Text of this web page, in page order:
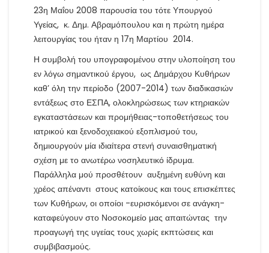
23η Μαΐου 2008 παρουσία του τότε Υπουργού
Υγείας, κ. Δημ. Αβραμόπουλου και η πρώτη ημέρα
λειτουργίας του ήταν η 17η Μαρτίου 2014.
Η συμβολή του υπογραφομένου στην υλοποίηση του
εν λόγω σημαντικού έργου, ως Δημάρχου Κυθήρων
καθ’ όλη την περίοδο (2007-2014) των διαδικασιών
εντάξεως στο ΕΣΠΑ, ολοκληρώσεως των κτηριακών
εγκαταστάσεων και προμήθειας-τοποθετήσεως του
ιατρικού και ξενοδοχειακού εξοπλισμού του,
δημιουργούν μία ιδιαίτερα στενή συναισθηματική
σχέση με το ανωτέρω νοσηλευτικό ίδρυμα.
Παράλληλα μού προσθέτουν αυξημένη ευθύνη και
χρέος απέναντι στους κατοίκους και τους επισκέπτες
των Κυθήρων, οι οποίοι -ευρισκόμενοι σε ανάγκη-
καταφεύγουν στο Νοσοκομείο μας απαιτώντας την
προαγωγή της υγείας τους χωρίς εκπτώσεις και
συμβιβασμούς.